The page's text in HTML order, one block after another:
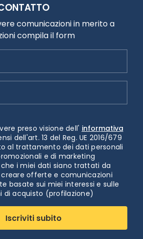
comunicazioni in merito a
compila il form
preso visione dell' informativa
dell'art. 13 del Reg. UE 2016/679
al trattamento dei dati personali
e di marketing
i miei dati siano trattati da
creare offerte e comunicazioni
basate sui miei interessi e sulle
di acquisto (profilazione)
Iscriviti subito